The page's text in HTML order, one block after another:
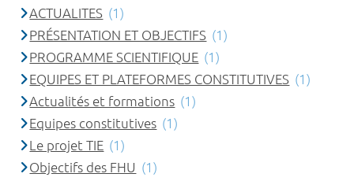
ACTUALITES (1)
PRÉSENTATION ET OBJECTIFS (1)
PROGRAMME SCIENTIFIQUE (1)
EQUIPES ET PLATEFORMES CONSTITUTIVES (1)
Actualités et formations (1)
Equipes constitutives (1)
Le projet TIE (1)
Objectifs des FHU (1)